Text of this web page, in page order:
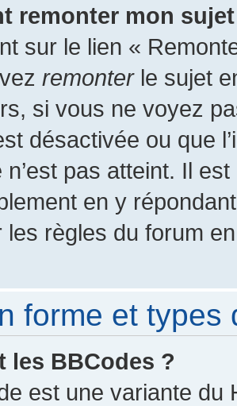
remonter mon
sur le lien «
remonterle sujet
si vous ne voyez
désactivée ou que
n’est pas atteint. Il
en y
les règles du forum
forme et types
les BBCodes ?
est une variante du